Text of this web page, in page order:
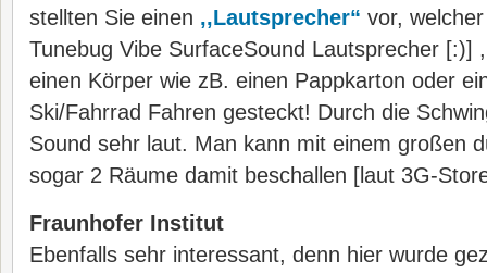
stellten Sie einen ,,Lautsprecher“ vor,
Tunebug Vibe SurfaceSound Lautsprecher [:)]
einen Körper wie zB. einen Pappkarton oder
Ski/Fahrrad Fahren gesteckt! Durch die
Sound sehr laut. Man kann mit einem großen
sogar 2 Räume damit beschallen [laut 3G-
Fraunhofer Institut
Ebenfalls sehr interessant, denn hier wurde